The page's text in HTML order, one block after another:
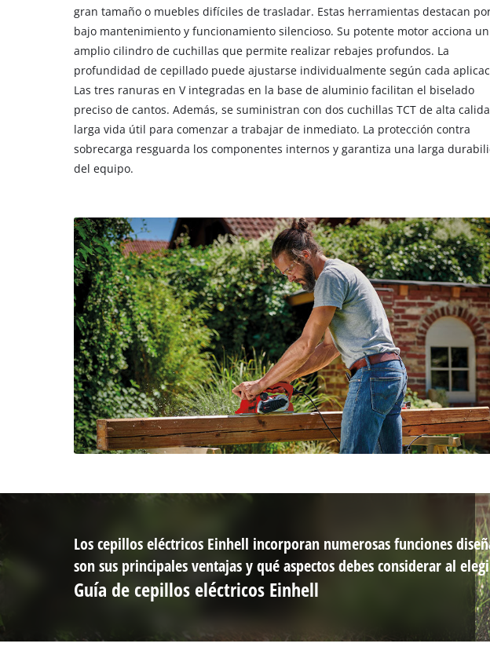
gran tamaño o muebles difíciles de trasladar. Estas herramientas destacan
bajo mantenimiento y funcionamiento silencioso. Su potente motor acciona un
amplio cilindro de cuchillas que permite realizar rebajes profundos. La
profundidad de cepillado puede ajustarse individualmente según cada
Las tres ranuras en V integradas en la base de aluminio facilitan el biselado
preciso de cantos. Además, se suministran con dos cuchillas TCT de alta
larga vida útil para comenzar a trabajar de inmediato. La protección contra
sobrecarga resguarda los componentes internos y garantiza una larga
del equipo.
Los cepillos eléctricos Einhell incorporan numerosas funciones
son sus principales ventajas y qué aspectos debes considerar al
Guía de cepillos eléctricos Einhell